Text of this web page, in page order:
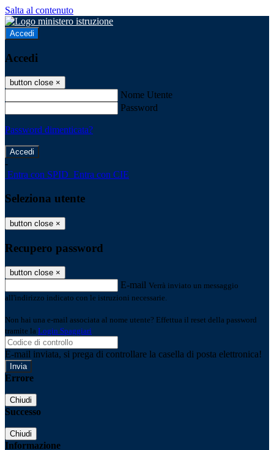
Salta al contenuto
Accedi
Accedi
button close ×
Nome Utente
Password
Password dimenticata?
-
Entra con SPID Entra con CIE
Seleziona utente
button close ×
Recupero password
button close ×
E-mail Verrà inviato un messaggio
all'indirizzo indicato con le istruzioni necessarie.
Non hai una e-mail associata al nome utente? Effettua il reset della password
tramite la Login Spaggiari
E-mail inviata, si prega di controllare la casella di posta elettronica!
Errore
Chiudi
Successo
Chiudi
Informazione